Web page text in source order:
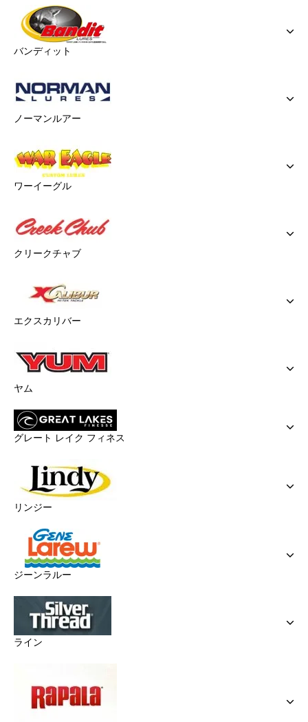
バンディット
ノーマンルアー
ワーイーグル
クリークチャブ
エクスカリバー
ヤム
グレート レイク フィネス
リンジー
ジーンラルー
ライン